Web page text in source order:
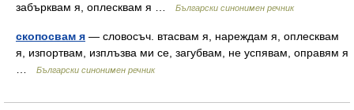
забърквам я, оплесквам я …
Български синонимен речник
скопосвам я — словосъч. втасвам я, нареждам я, оплесквам
я, изпортвам, изплъзва ми се, загубвам, не успявам, оправям я
Български синонимен речник